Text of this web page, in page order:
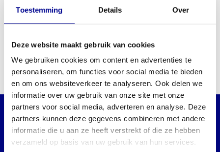
Toestemming Details Over
Deze website maakt gebruik van cookies
We gebruiken cookies om content en advertenties te
personaliseren, om functies voor social media te bieden
en om ons websiteverkeer te analyseren. Ook delen we
informatie over uw gebruik van onze site met onze
partners voor social media, adverteren en analyse. Deze
partners kunnen deze gegevens combineren met andere
informatie die u aan ze heeft verstrekt of die ze hebben
verzameld op basis van uw gebruik van hun services.
TECHNOGYM ALEWIN AC
TECHNOGYM ALE A
WILT U OP DE HOOGTE BLIJVEN VAN
ONZE AANBIEDINGEN?
Abonneer dan op onze nieuwsbrief!